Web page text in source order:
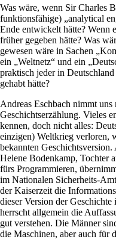
Was wäre, wenn Sir Charles
funktionsfähige) „analytical
Ende entwickelt hätte? Wenn
früher gegeben hätte? Was
gewesen wäre in Sachen
ein „Weltnetz“ und ein
praktisch jeder in
gehabt hätte?
Andreas Eschbach nimmt
Geschichtserzählung. Vieles
kennen, doch nicht alles:
einzigen) Weltkrieg verloren,
bekannten
Helene Bodenkamp, Tochter
fürs Programmieren,
im Nationalen Sicherheits-
der Kaiserzeit die
dieser Version der Geschichte
herrscht allgemein die
gut verstehen. Die Männer
die Maschinen, aber auch für